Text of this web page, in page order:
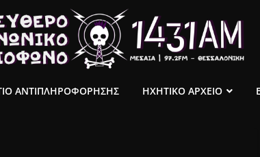
ΑΝΤΙΠΛΗΡΟΦΟΡΗΣΗΣ ΗΧΗΤΙΚΟ ΑΡΧΕΙΟ